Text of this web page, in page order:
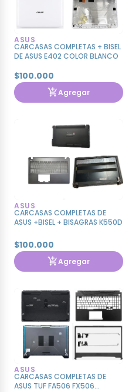
ASUS
CARCASAS COMPLETAS + BISEL
DE ASUS E402 COLOR BLANCO
$100.000
Agregar
ASUS
CARCASAS COMPLETAS DE
ASUS +BISEL + BISAGRAS K550D
$100.000
Agregar
ASUS
CARCASAS COMPLETAS DE
ASUS TUF FA506 FX506